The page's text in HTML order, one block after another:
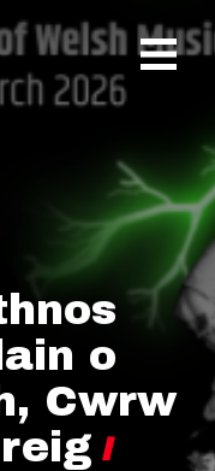
OPEN
o
Cwrw